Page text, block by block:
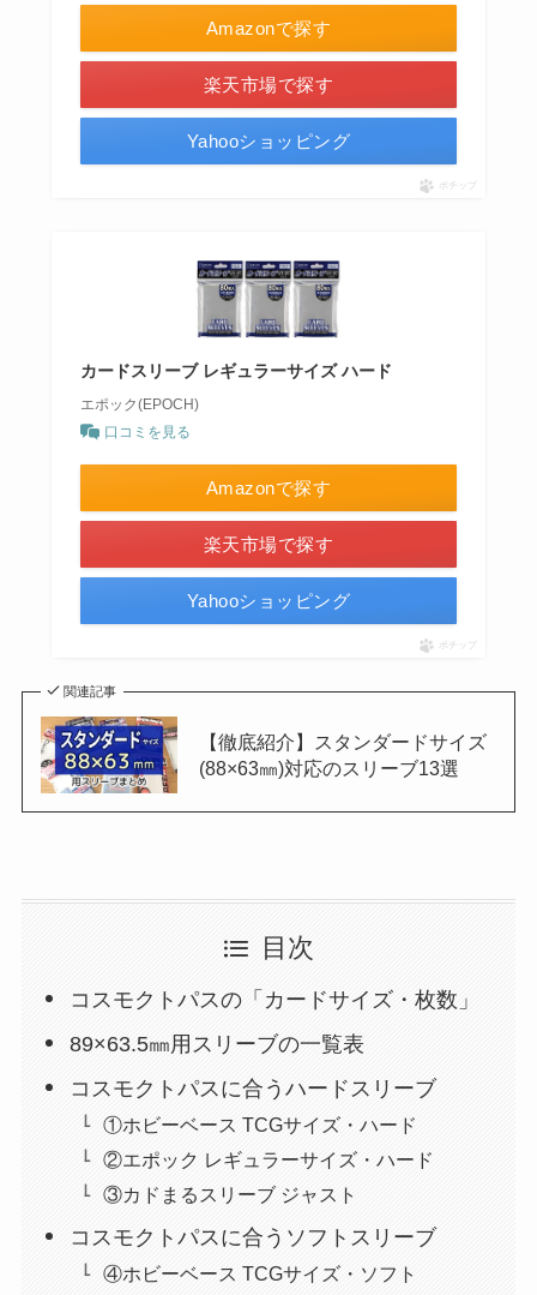
Amazonで探す
楽天市場で探す
Yahooショッピング
ポチップ
カードスリーブ レギュラーサイズ ハード
エポック(EPOCH)
口コミを見る
Amazonで探す
楽天市場で探す
Yahooショッピング
ポチップ
関連記事
【徹底紹介】スタンダードサイズ
(88×63㎜)対応のスリーブ13選
目次
コスモクトパスの「カードサイズ・枚数」
89×63.5㎜用スリーブの一覧表
コスモクトパスに合うハードスリーブ
①ホビーベース TCGサイズ・ハード
②エポック レギュラーサイズ・ハード
③カドまるスリーブ ジャスト
コスモクトパスに合うソフトスリーブ
④ホビーベース TCGサイズ・ソフト